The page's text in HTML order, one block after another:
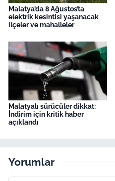
Malatya’da 8 Ağustos’ta
elektrik kesintisi yaşanacak
ilçeler ve mahalleler
Malatyalı sürücüler dikkat:
İndirim için kritik haber
açıklandı
Yorumlar